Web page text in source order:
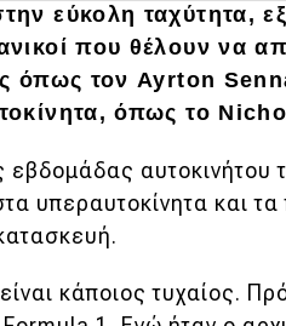
εύκολη ταχύτητα,
που θέλουν να
όπως τον Ayrton
όπως το
εβδομάδας
υπεραυτοκίνητα και
κάποιος τυχαίος.